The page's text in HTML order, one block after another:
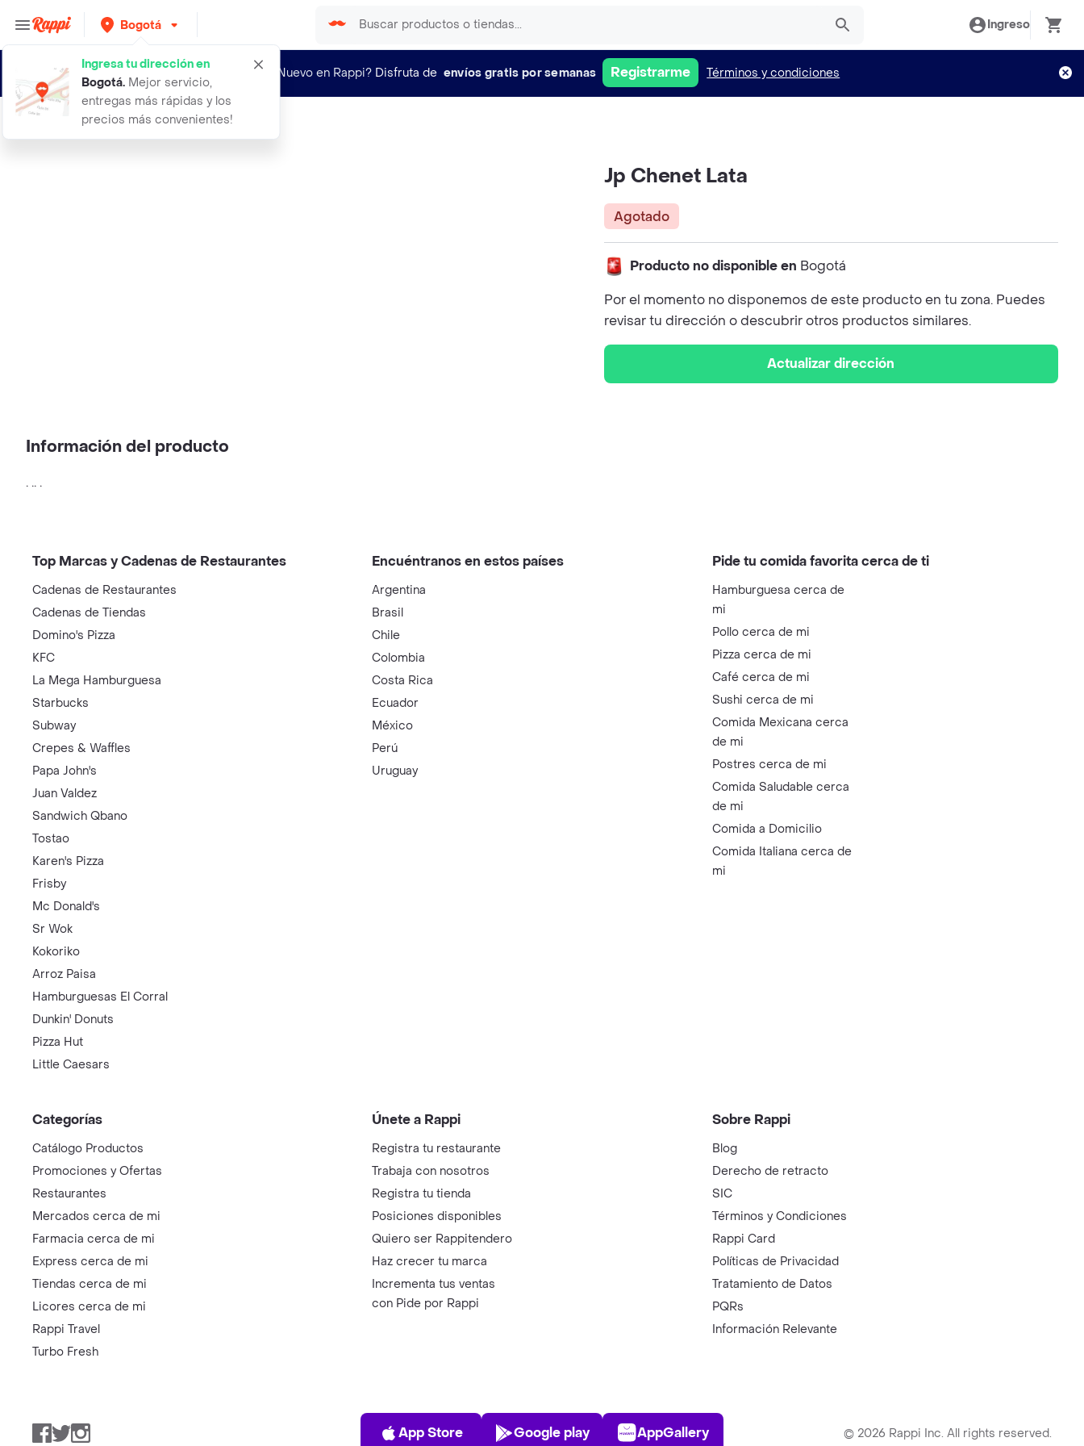
Bogotá
Ingresa tu dirección en
Bogotá. Mejor servicio,
entregas más rápidas y los
precios más convenientes!
Ingreso
¿Nuevo en Rappi? Disfruta de envíos gratis por semanas Registrarme Términos y condiciones
jp chenet lata
Jp Chenet Lata
Agotado
Producto no disponible en Bogotá
Por el momento no disponemos de este producto en tu zona. Puedes
revisar tu dirección o descubrir otros productos similares.
Actualizar dirección
Información del producto
. .. .
Top Marcas y Cadenas de Restaurantes
Cadenas de Restaurantes
Cadenas de Tiendas
Domino's Pizza
KFC
La Mega Hamburguesa
Starbucks
Subway
Crepes & Waffles
Papa John's
Juan Valdez
Sandwich Qbano
Tostao
Karen's Pizza
Frisby
Mc Donald's
Sr Wok
Kokoriko
Arroz Paisa
Hamburguesas El Corral
Dunkin' Donuts
Pizza Hut
Little Caesars
Encuéntranos en estos países
Argentina
Brasil
Chile
Colombia
Costa Rica
Ecuador
México
Perú
Uruguay
Pide tu comida favorita cerca de ti
Hamburguesa cerca de
mi
Pollo cerca de mi
Pizza cerca de mi
Café cerca de mi
Sushi cerca de mi
Comida Mexicana cerca
de mi
Postres cerca de mi
Comida Saludable cerca
de mi
Comida a Domicilio
Comida Italiana cerca de
mi
Categorías
Catálogo Productos
Promociones y Ofertas
Restaurantes
Mercados cerca de mi
Farmacia cerca de mi
Express cerca de mi
Tiendas cerca de mi
Licores cerca de mi
Rappi Travel
Turbo Fresh
Únete a Rappi
Registra tu restaurante
Trabaja con nosotros
Registra tu tienda
Posiciones disponibles
Quiero ser Rappitendero
Haz crecer tu marca
Incrementa tus ventas
con Pide por Rappi
Sobre Rappi
Blog
Derecho de retracto
SIC
Términos y Condiciones
Rappi Card
Políticas de Privacidad
Tratamiento de Datos
PQRs
Información Relevante
Facebook
TwitterInstagram
App Store
App Store
Play Store
Google play
AppGallery
AppGallery © 2026 Rappi Inc. All rights reserved.